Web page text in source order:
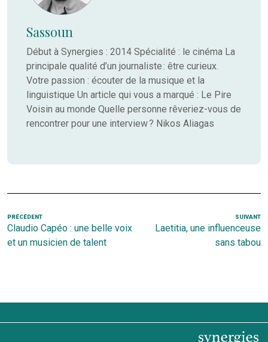
Sassoun
Début à Synergies : 2014 Spécialité : le cinéma La
principale qualité d’un journaliste : être curieux.
Votre passion : écouter de la musique et la
linguistique Un article qui vous a marqué : Le Pire
Voisin au monde Quelle personne rêveriez-vous de
rencontrer pour une interview ? Nikos Aliagas
Navigation
de
l’article
Article
précédent
PRÉCÉDENT
Claudio Capéo : une belle voix
et un musicien de talent
SUIVANT
Laetitia, une influenceuse
sans tabou